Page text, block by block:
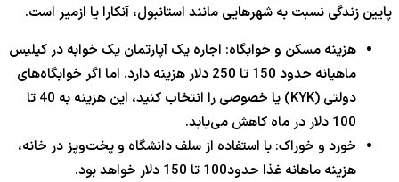
پایین زندگی نسبت به شهرهایی مانند استانبول، آنکارا یا ازمیر است.
هزینه مسکن و خوابگاه: اجاره یک آپارتمان یک خوابه در کیلیس
ماهیانه حدود 150 تا 250 دلار هزینه دارد. اما اگر خوابگاه‌های
دولتی (KYK) یا خصوصی را انتخاب کنید، این هزینه به 40 تا
100 دلار در ماه کاهش می‌یابد.
خورد و خوراک: با استفاده از سلف دانشگاه و پخت‌وپز در خانه،
هزینه ماهانه غذا حدود100 تا 150 دلار خواهد بود.